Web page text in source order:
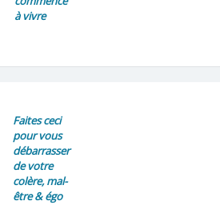
à vivre
Faites ceci
pour vous
débarrasser
de votre
colère, mal-
être & égo